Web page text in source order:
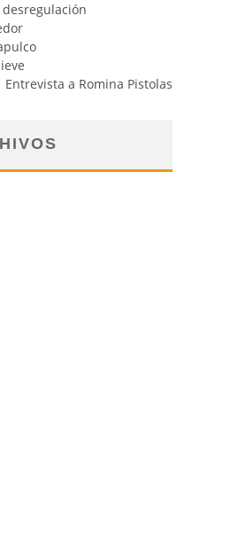
Entrevista a Romina Pistolas